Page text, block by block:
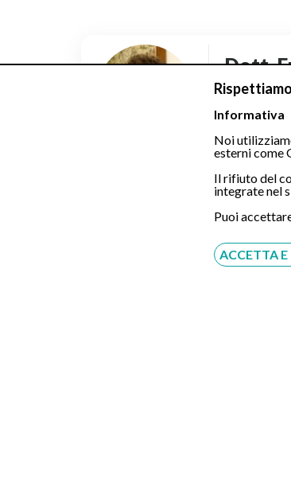
Informativa
Noi
esterni come
Il rifiuto del
integrate nel
Puoi
ACCETTA
Dott.
Specialista
Foto del centro per la